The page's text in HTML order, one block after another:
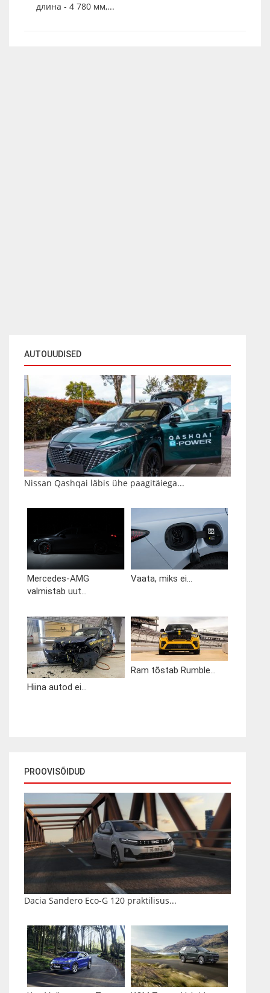
AUTOUUDISED
Nissan Qashqai läbis ühe paagitäiega...
Mercedes-AMG
valmistab uut...
Vaata, miks ei...
Hiina autod ei...
Ram tõstab Rumble...
PROOVISÕIDUD
Dacia Sandero Eco-G 120 praktilisus...
длина - 4 780 мм,...